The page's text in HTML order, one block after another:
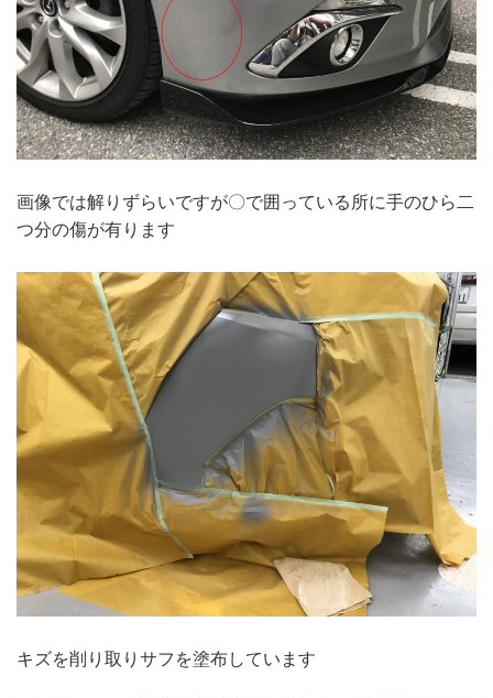
画像では解りずらいですが〇で囲っている所に手のひら二
つ分の傷が有ります
キズを削り取りサフを塗布しています